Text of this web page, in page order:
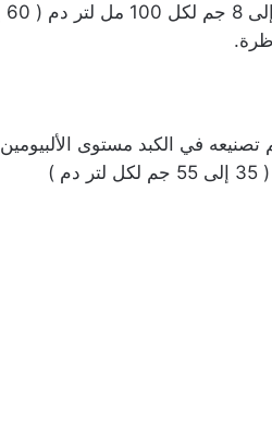
تصنيعه في الكبد مستوى